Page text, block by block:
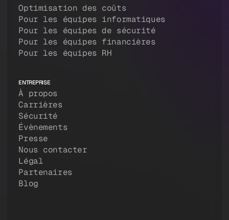
Optimisation des coûts
Pour les équipes informatiques
Pour les équipes de sécurité
Pour les équipes financières
Pour les équipes RH
ENTREPRISE
À propos
Carrières
Sécurité
Évènements
Presse
Nous contacter
Légal
Partenaires
Blog